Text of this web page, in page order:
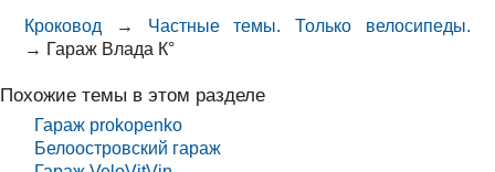
Кроковод → Частные темы. Только велосипеды.
→ Гараж Влада К°
Похожие темы в этом разделе
Гараж prokopenko
Белоостровский гараж